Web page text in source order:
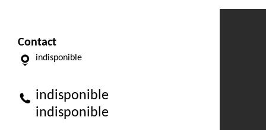
Contact
indisponible
indisponible
indisponible